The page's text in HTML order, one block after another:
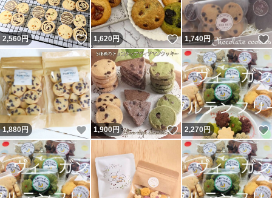
2,560円 いいね！
1,620円 いいね！
1,740円
1,880円 いいね！
1,900円 いいね！
2,270円